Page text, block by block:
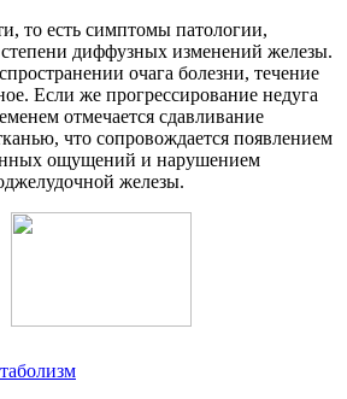
то есть симптомы патологии,
степени диффузных изменений железы.
очага болезни, течение
Если же прогрессирование недуга
отмечается сдавливание
что сопровождается появлением
ощущений и нарушением
железы.